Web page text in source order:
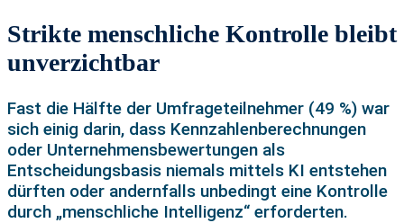
Strikte menschliche Kontrolle bleibt
unverzichtbar
Fast die Hälfte der Umfrageteilnehmer (49 %) war
sich einig darin, dass Kennzahlenberechnungen
oder Unternehmensbewertungen als
Entscheidungsbasis niemals mittels KI entstehen
dürften oder andernfalls unbedingt eine Kontrolle
durch „menschliche Intelligenz“ erforderten.